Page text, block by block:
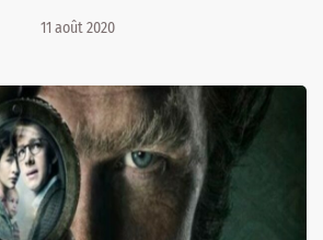
11 août 2020